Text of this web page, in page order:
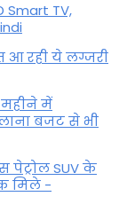
Smart TV,
आ रही ये लग्जरी
में
बजट से भी
पेट्रोल SUV के
मिले -